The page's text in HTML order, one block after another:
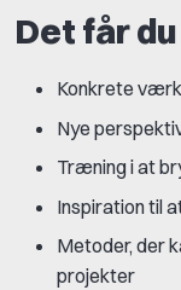
Det får
Konkrete
Nye
Træning i at
Inspiration til
Metoder, der
projekter